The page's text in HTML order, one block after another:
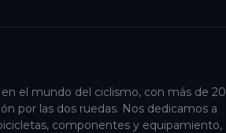
el mundo del ciclismo, con más de 20
por las dos ruedas. Nos dedicamos a
componentes y equipamiento,